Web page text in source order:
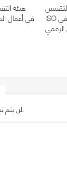
هيئة
ISO تنظمان ورشة تدريب المدربين في
لن يتم نشر عنوان بريدك الإلكتروني.